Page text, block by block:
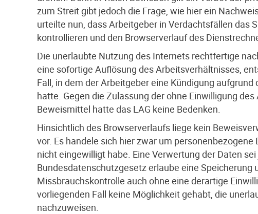
zum Streit gibt jedoch die Frage, wie hier ein
urteilte nun, dass Arbeitgeber in Verdachtsfällen
kontrollieren und den Browserverlauf des
Die unerlaubte Nutzung des Internets rechtfertige
eine sofortige Auflösung des Arbeitsverhältnisses,
Fall, in dem der Arbeitgeber eine Kündigung
hatte. Gegen die Zulassung der ohne Einwilligung
Beweismittel hatte das LAG keine Bedenken.
Hinsichtlich des Browserverlaufs liege kein
vor. Es handele sich hier zwar um
nicht eingewilligt habe. Eine Verwertung der Daten
Bundesdatenschutzgesetz erlaube eine
Missbrauchskontrolle auch ohne eine derartige
vorliegenden Fall keine Möglichkeit gehabt, die
nachzuweisen.